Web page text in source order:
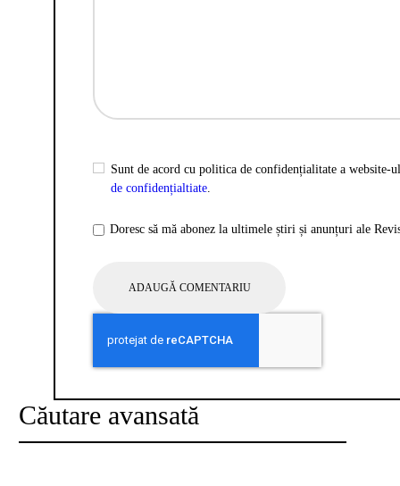
Sunt de acord cu politica de confidențialitate a
de confidențialtiate.
Doresc să mă abonez la ultimele știri și anunțuri ale
Căutare avansată